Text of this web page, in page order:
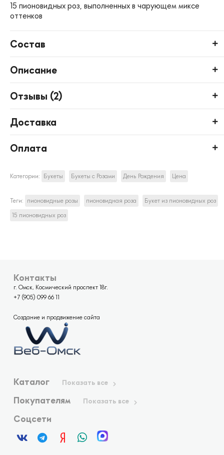
15 пионовидных роз, выполненных в чарующем миксе
оттенков
Состав
Описание
Отзывы (2)
Доставка
Оплата
Категории: Букеты Букеты с Розами День Рождения Цена
Теги: пионовидные розы пионовидная роза
Букет из пионовидных роз
15 пионовидных роз
Контакты
г. Омск, Космический проспект 18г.
+7 (905) 099 66 11
Создание и продвижение сайта
Каталог Показать все
Покупателям Показать все
Соцсети